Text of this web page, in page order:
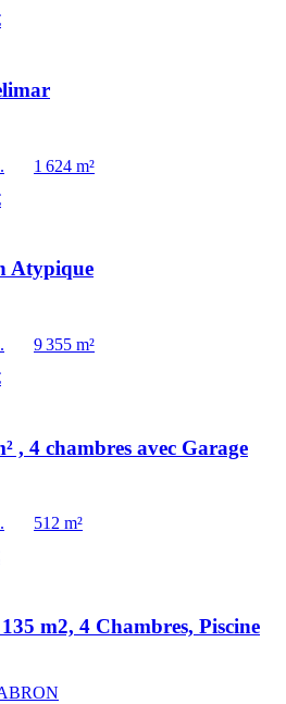
1 624 m²
Atypique
9 355 m²
, 4 chambres avec Garage
512 m²
m2, 4 Chambres, Piscine